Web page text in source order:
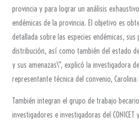
provincia y para lograr un análisis
endémicas de la provincia. El objetivo es
detallada sobre las especies endémicas, sus
distribución, así como también del estado
y sus amenazas\”, explicó la investigadora del
representante técnica del convenio, Carolina
También integran el grupo de trabajo
investigadores e investigadoras del CONICET